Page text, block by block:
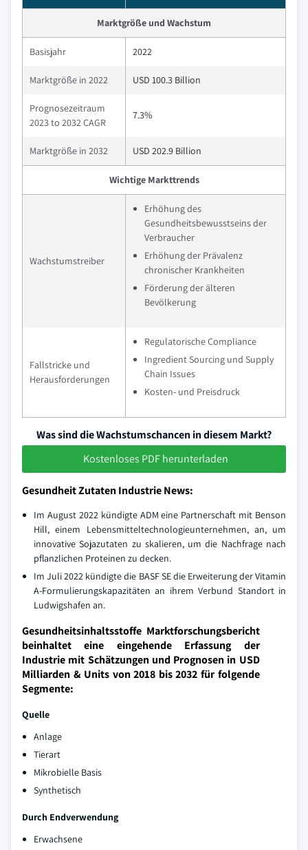
Marktgröße und Wachstum
Basisjahr 2022
Marktgröße in 2022 USD 100.3 Billion
Prognosezeitraum
2023 to 2032 CAGR
7.3%
Marktgröße in 2032 USD 202.9 Billion
Wichtige Markttrends
Wachstumstreiber
Erhöhung des
Gesundheitsbewusstseins der
Verbraucher
Erhöhung der Prävalenz
chronischer Krankheiten
Förderung der älteren
Bevölkerung
Fallstricke und
Herausforderungen
Regulatorische Compliance
Ingredient Sourcing und Supply
Chain Issues
Kosten- und Preisdruck
Was sind die Wachstumschancen in diesem Markt?
Kostenloses PDF herunterladen
Gesundheit Zutaten Industrie News:
Im August 2022 kündigte ADM eine Partnerschaft mit Benson
Hill, einem Lebensmitteltechnologieunternehmen, an, um
innovative Sojazutaten zu skalieren, um die Nachfrage nach
pflanzlichen Proteinen zu decken.
Im Juli 2022 kündigte die BASF SE die Erweiterung der Vitamin
A-Formulierungskapazitäten an ihrem Verbund Standort in
Ludwigshafen an.
Gesundheitsinhaltsstoffe Marktforschungsbericht
beinhaltet eine eingehende Erfassung der
Industrie mit Schätzungen und Prognosen in USD
Milliarden & Units von 2018 bis 2032 für folgende
Segmente:
Quelle
Anlage
Tierart
Mikrobielle Basis
Synthetisch
Durch Endverwendung
Erwachsene